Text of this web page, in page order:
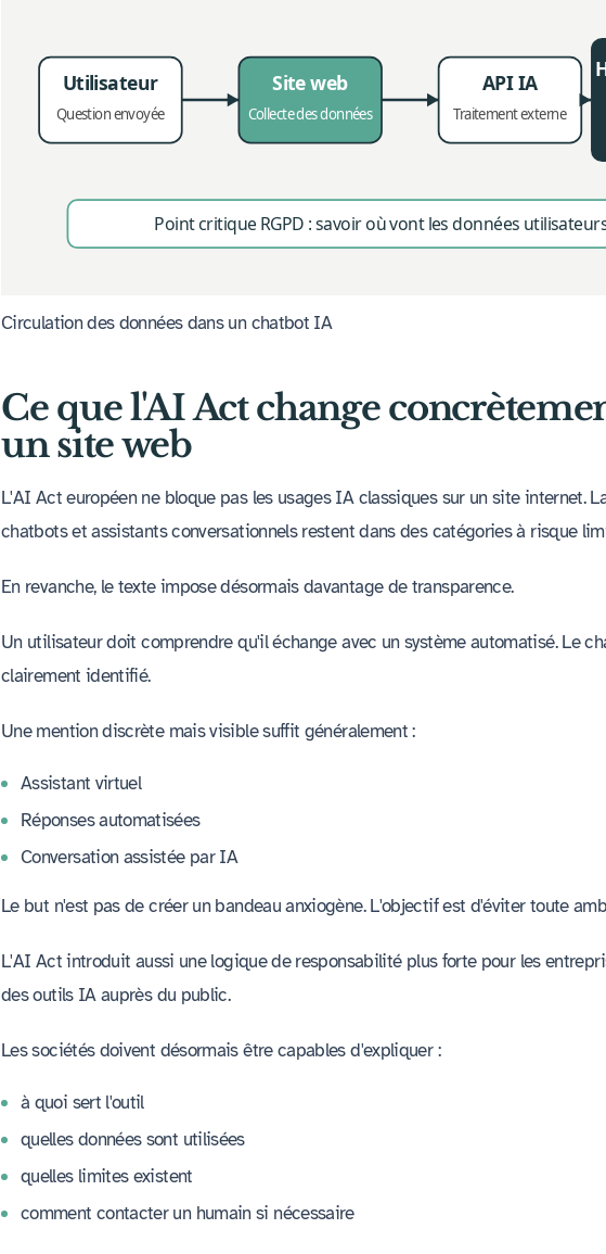
Utilisateur
Question envoyée
Site web
Collecte des données
API IA
Traitement externe
Point critique RGPD : savoir où vont les données
Circulation des données dans un chatbot IA
Ce que l'AI Act change
un site web
L'AI Act européen ne bloque pas les usages IA classiques sur un site internet.
chatbots et assistants conversationnels restent dans des catégories à risque
En revanche, le texte impose désormais davantage de transparence.
Un utilisateur doit comprendre qu'il échange avec un système automatisé. Le
clairement identifié.
Une mention discrète mais visible suffit généralement :
Assistant virtuel
Réponses automatisées
Conversation assistée par IA
Le but n'est pas de créer un bandeau anxiogène. L'objectif est d'éviter toute
L'AI Act introduit aussi une logique de responsabilité plus forte pour les
des outils IA auprès du public.
Les sociétés doivent désormais être capables d'expliquer :
à quoi sert l'outil
quelles données sont utilisées
quelles limites existent
comment contacter un humain si nécessaire